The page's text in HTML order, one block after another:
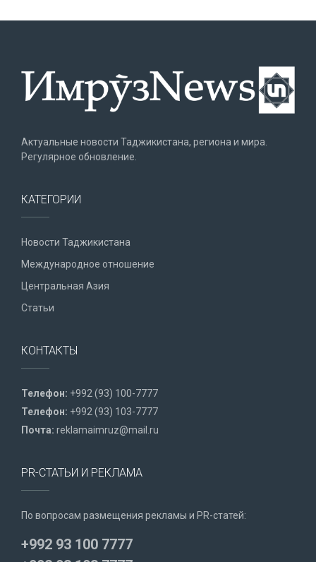
Актуальные новости Таджикистана, региона и мира.
Регулярное обновление.
КАТЕГОРИИ
Новости Таджикистана
Международное отношение
Центральная Азия
Статьи
КОНТАКТЫ
Телефон: +992 (93) 100-7777
Телефон: +992 (93) 103-7777
Почта: reklamaimruz@mail.ru
PR-СТАТЬИ И РЕКЛАМА
По вопросам размещения рекламы и PR-статей:
+992 93 100 7777